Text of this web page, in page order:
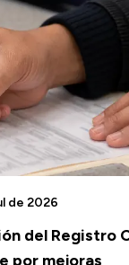
del Registro
por mejoras
de 2026